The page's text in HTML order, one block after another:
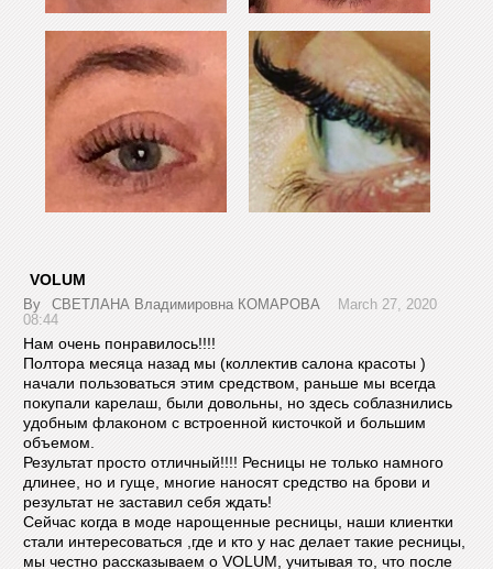
VOLUM
By СВЕТЛАНА Владимировна КОМАРОВА
March 27, 2020
08:44
Нам очень понравилось!!!!
Полтора месяца назад мы (коллектив салона красоты )
начали пользоваться этим средством, раньше мы всегда
покупали карелаш, были довольны, но здесь соблазнились
удобным флаконом с встроенной кисточкой и большим
объемом.
Результат просто отличный!!!! Ресницы не только намного
длинее, но и гуще, многие наносят средство на брови и
результат не заставил себя ждать!
Сейчас когда в моде нарощенные ресницы, наши клиентки
стали интересоваться ,где и кто у нас делает такие ресницы,
мы честно рассказываем о VOLUM, учитывая то, что после